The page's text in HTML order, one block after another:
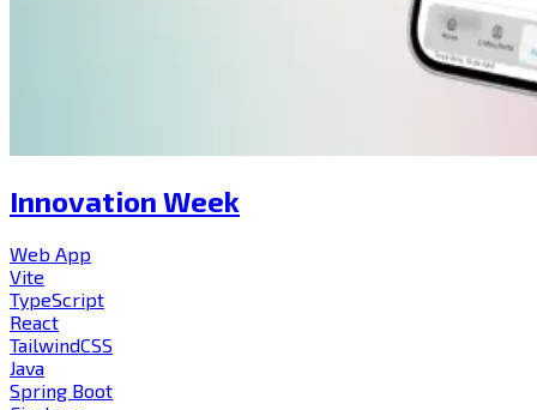
Innovation Week
Web App
Vite
TypeScript
React
TailwindCSS
Java
Spring Boot